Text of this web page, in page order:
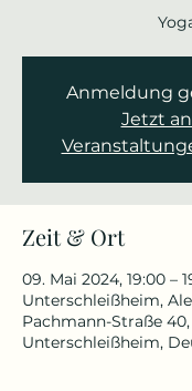
Anmeldung
Jetzt
Zeit & Ort
09. Mai 2024, 19:00 –
Unterschleißheim,
Pachmann-Straße 40,
Unterschleißheim,